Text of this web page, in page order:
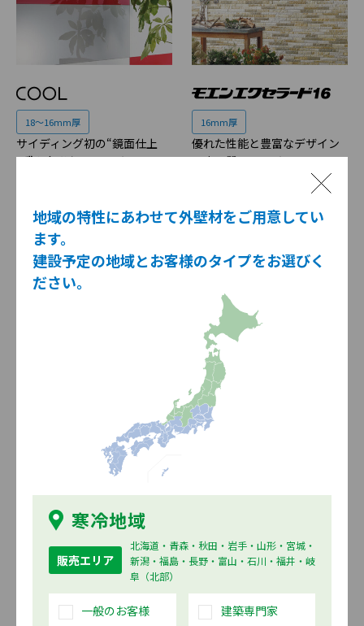
地域の特性にあわせて外壁材をご用意してい
ます。
建設予定の地域とお客様のタイプをお選びく
ださい。
寒冷地域
販売エリア
北海道・青森・秋田・岩手・山形・宮城・
新潟・福島・長野・富山・石川・福井・岐
阜（北部）
一般のお客様 建築専門家
18～16mm厚
サイディング初の“鏡面仕上
げ”や多彩なカラーバリエー
16mm厚
優れた性能と豊富なデザイン
の高品質シリーズ
害性・寸法安定性と深彫りデ
14mm厚
豊富なデザインに、安定した
品質と優れた強度の14mm厚
無塗装品（シーラー品）